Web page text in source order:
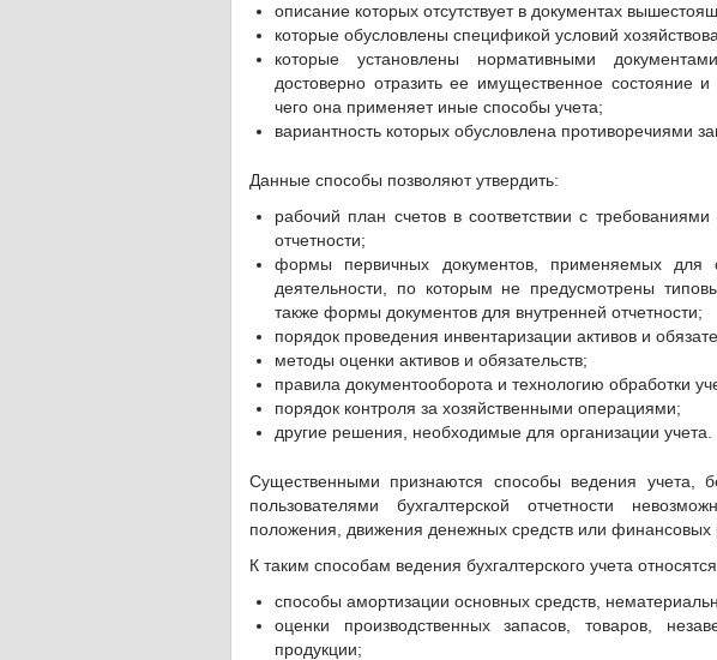
описание которых отсутствует в документах
которые обусловлены спецификой условий
которые установлены нормативными
достоверно отразить ее имущественное состояние
чего она применяет иные способы учета;
вариантность которых обусловлена противоречиями
Данные способы позволяют утвердить:
рабочий план счетов в соответствии с
отчетности;
формы первичных документов, применяемых для
деятельности, по которым не предусмотрены
также формы документов для внутренней отчетности;
порядок проведения инвентаризации активов и
методы оценки активов и обязательств;
правила документооборота и технологию обработки
порядок контроля за хозяйственными операциями;
другие решения, необходимые для организации учета.
Существенными признаются способы ведения учета,
пользователями бухгалтерской отчетности
положения, движения денежных средств или финансовых
К таким способам ведения бухгалтерского учета
способы амортизации основных средств,
оценки производственных запасов, товаров,
продукции;